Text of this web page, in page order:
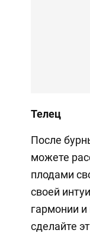
Телец
После
можете
плодами
своей
гармонии и
сделайте